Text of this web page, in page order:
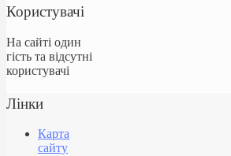
Користувачі
На сайті один
гість та відсутні
користувачі
Лінки
Карта
сайту